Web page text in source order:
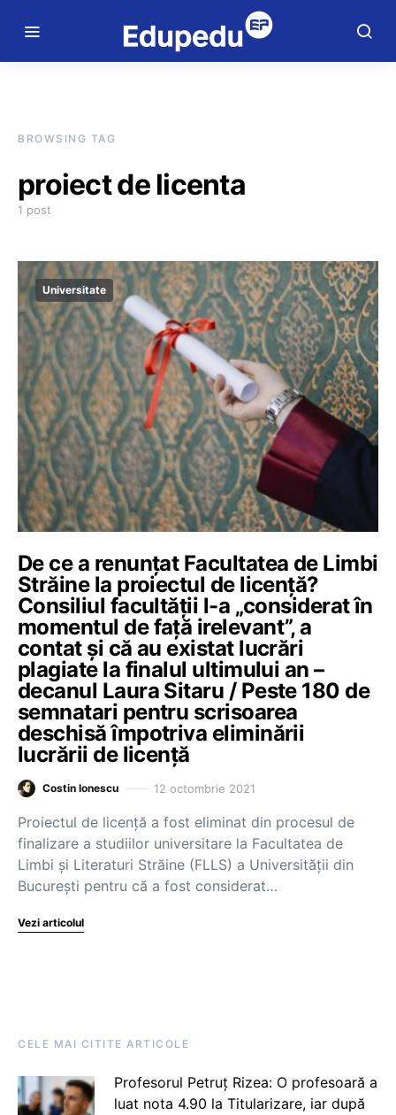
BROWSING TAG
proiect de licenta
1 post
Universitate
De ce a renunțat Facultatea de Limbi
Străine la proiectul de licență?
Consiliul facultății l-a „considerat în
momentul de față irelevant”, a
contat și că au existat lucrări
plagiate la finalul ultimului an –
decanul Laura Sitaru / Peste 180 de
semnatari pentru scrisoarea
deschisă împotriva eliminării
lucrării de licență
Costin Ionescu 12 octombrie 2021
Proiectul de licență a fost eliminat din procesul de
finalizare a studiilor universitare la Facultatea de
Limbi și Literaturi Străine (FLLS) a Universității din
București pentru că a fost considerat…
Vezi articolul
CELE MAI CITITE ARTICOLE
Profesorul Petruț Rizea: O profesoară a
luat nota 4.90 la Titularizare, iar după